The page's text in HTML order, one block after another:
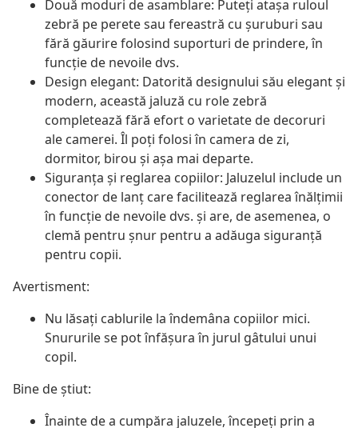
Două moduri de asamblare: Puteți atașa ruloul
zebră pe perete sau fereastră cu șuruburi sau
fără găurire folosind suporturi de prindere, în
funcție de nevoile dvs.
Design elegant: Datorită designului său elegant și
modern, această jaluză cu role zebră
completează fără efort o varietate de decoruri
ale camerei. Îl poți folosi în camera de zi,
dormitor, birou și așa mai departe.
Siguranța și reglarea copiilor: Jaluzelul include un
conector de lanț care facilitează reglarea înălțimii
în funcție de nevoile dvs. și are, de asemenea, o
clemă pentru șnur pentru a adăuga siguranță
pentru copii.
Avertisment:
Nu lăsați cablurile la îndemâna copiilor mici.
Snururile se pot înfăşura în jurul gâtului unui
copil.
Bine de știut:
Înainte de a cumpăra jaluzele, începeți prin a